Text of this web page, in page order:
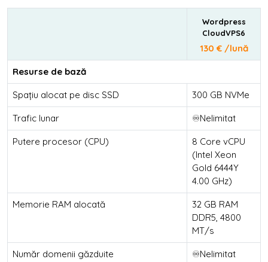
Wordpress
CloudVPS6
130 € /lună
Resurse de bază
Spațiu alocat pe disc SSD 300 GB NVMe
Trafic lunar ♾️Nelimitat
Putere procesor (CPU)
8 Core vCPU
(Intel Xeon
Gold 6444Y
4.00 GHz)
Memorie RAM alocată
32 GB RAM
DDR5, 4800
MT/s
Număr domenii găzduite ♾️Nelimitat